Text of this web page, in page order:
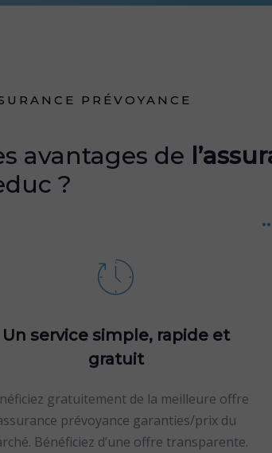
PRÉVOYANCE
avantages de
?
..
Un service simple, rapide et
gratuit
gratuitement de la meilleure offre
prévoyance garanties/prix du
Bénéficiez d’une offre transparente.